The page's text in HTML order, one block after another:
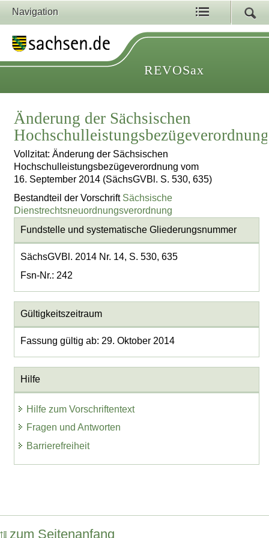
Navigation
REVOSax
Änderung der Sächsischen
Hochschulleistungsbezügeverordnung
Vollzitat: Änderung der Sächsischen
Hochschulleistungsbezügeverordnung vom
16. September 2014 (SächsGVBl. S. 530, 635)
Bestandteil der Vorschrift Sächsische
Dienstrechtsneuordnungsverordnung
Fundstelle und systematische Gliederungsnummer
SächsGVBl. 2014 Nr. 14, S. 530, 635
Fsn-Nr.: 242
Gültigkeitszeitraum
Fassung gültig ab: 29. Oktober 2014
Hilfe
Hilfe zum Vorschriftentext
Fragen und Antworten
Barrierefreiheit
zum Seitenanfang